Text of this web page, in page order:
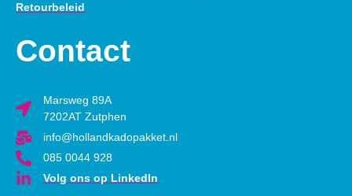
Retourbeleid
Contact
Marsweg 89A
7202AT Zutphen
info@hollandkadopakket.nl
085 0044 928
Volg ons op LinkedIn